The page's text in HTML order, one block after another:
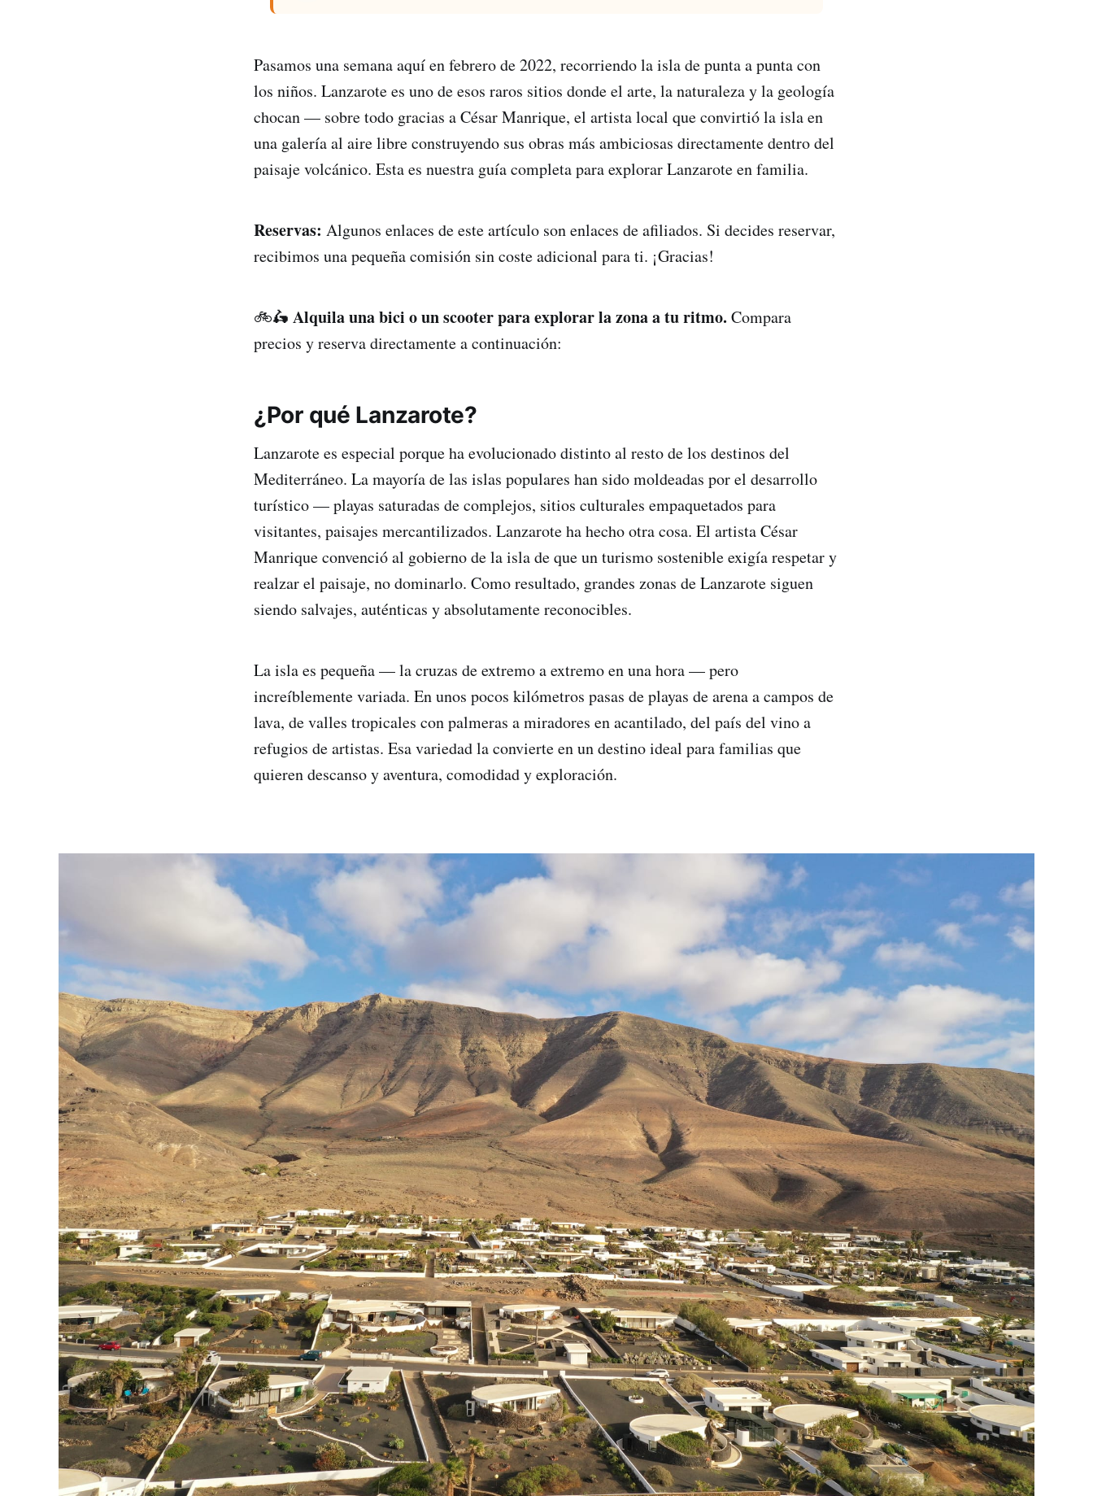
Pasamos una semana aquí en febrero de 2022, recorriendo la isla de punta a punta con
los niños. Lanzarote es uno de esos raros sitios donde el arte, la naturaleza y la geología
chocan — sobre todo gracias a César Manrique, el artista local que convirtió la isla en
una galería al aire libre construyendo sus obras más ambiciosas directamente dentro del
paisaje volcánico. Esta es nuestra guía completa para explorar Lanzarote en familia.
Reservas: Algunos enlaces de este artículo son enlaces de afiliados. Si decides reservar,
recibimos una pequeña comisión sin coste adicional para ti. ¡Gracias!
🚲🛵 Alquila una bici o un scooter para explorar la zona a tu ritmo. Compara
precios y reserva directamente a continuación:
¿Por qué Lanzarote?
Lanzarote es especial porque ha evolucionado distinto al resto de los destinos del
Mediterráneo. La mayoría de las islas populares han sido moldeadas por el desarrollo
turístico — playas saturadas de complejos, sitios culturales empaquetados para
visitantes, paisajes mercantilizados. Lanzarote ha hecho otra cosa. El artista César
Manrique convenció al gobierno de la isla de que un turismo sostenible exigía respetar y
realzar el paisaje, no dominarlo. Como resultado, grandes zonas de Lanzarote siguen
siendo salvajes, auténticas y absolutamente reconocibles.
La isla es pequeña — la cruzas de extremo a extremo en una hora — pero
increíblemente variada. En unos pocos kilómetros pasas de playas de arena a campos de
lava, de valles tropicales con palmeras a miradores en acantilado, del país del vino a
refugios de artistas. Esa variedad la convierte en un destino ideal para familias que
quieren descanso y aventura, comodidad y exploración.